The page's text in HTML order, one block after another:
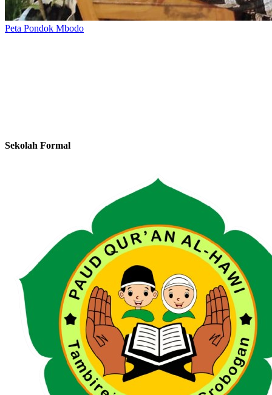
Peta Pondok Mbodo
Sekolah Formal